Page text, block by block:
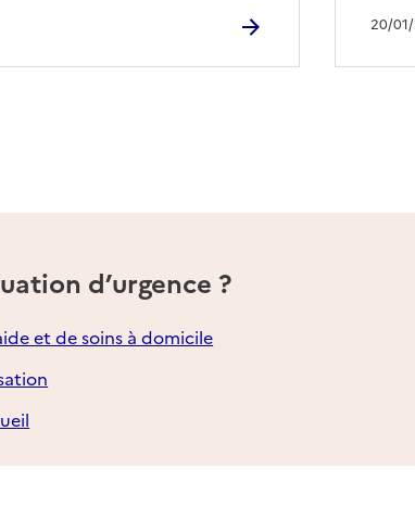
20/
d’urgence ?
et de soins à domicile